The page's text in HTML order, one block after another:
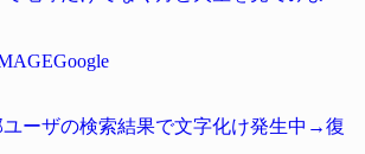
Google
ユーザの検索結果で文字化け発生中→復